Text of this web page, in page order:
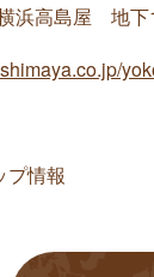
高島屋 地下
プ情報